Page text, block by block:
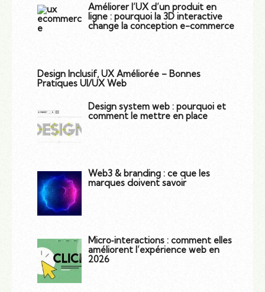
Améliorer l’UX d’un produit en
ligne : pourquoi la 3D interactive
change la conception e-commerce
Design Inclusif, UX Améliorée – Bonnes
Pratiques UI/UX Web
Design system web : pourquoi et
comment le mettre en place
Web3 & branding : ce que les
marques doivent savoir
Micro‑interactions : comment elles
améliorent l’expérience web en
2026